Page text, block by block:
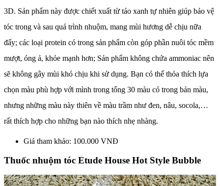
3D. Sản phẩm này được chiết xuất từ táo xanh tự nhiên giúp bảo vệ
tóc trong và sau quá trình nhuộm, mang mùi hương dễ chịu nữa
đấy; các loại protein có trong sản phẩm còn góp phần nuôi tóc mềm
mượt, óng ả, khỏe mạnh hơn; Sản phẩm không chứa ammoniac nên
sẽ không gây mùi khó chịu khi sử dụng. Bạn có thể thỏa thích lựa
chọn màu phù hợp với mình trong tổng 30 màu có trong bản màu,
nhưng những màu này thiên về màu trầm như đen, nâu, socola,…
rất thích hợp cho những bạn nào thích nhẹ nhàng.
Giá tham khảo: 100.000 VNĐ
Thuốc nhuộm tóc Etude House Hot Style Bubble